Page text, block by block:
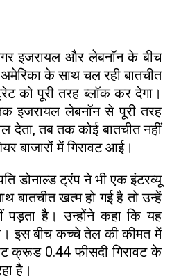
इजरायल और लेबनॉन के बीच
के साथ चल रही बातचीत
को पूरी तरह ब्लॉक कर देगा।
इजरायल लेबनॉन से पूरी तरह
देता, तब तक कोई बातचीत नहीं
बाजारों में गिरावट आई।
डोनाल्ड ट्रंप ने भी एक इंटरव्यू
बातचीत खत्म हो गई है तो उन्हें
पड़ता है। उन्होंने कहा कि यह
इस बीच कच्चे तेल की कीमत में
क्रूड 0.44 फीसदी गिरावट के
है।